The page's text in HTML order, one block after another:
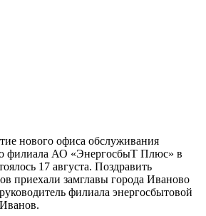
нового офиса обслуживания
филиала АО «ЭнергосбыТ Плюс» в
17 августа. Поздравить
приехали замглавы города Иваново
филиала энергосбытовой